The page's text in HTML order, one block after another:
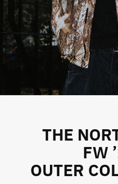
その他
すべてのウェア
THE
FW
OUTER